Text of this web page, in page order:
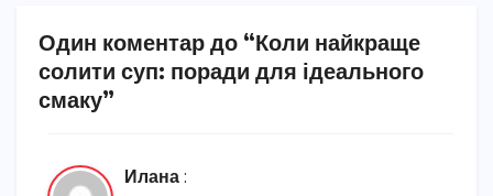
Один коментар до “Коли найкраще
солити суп: поради для ідеального
смаку”
Илана :